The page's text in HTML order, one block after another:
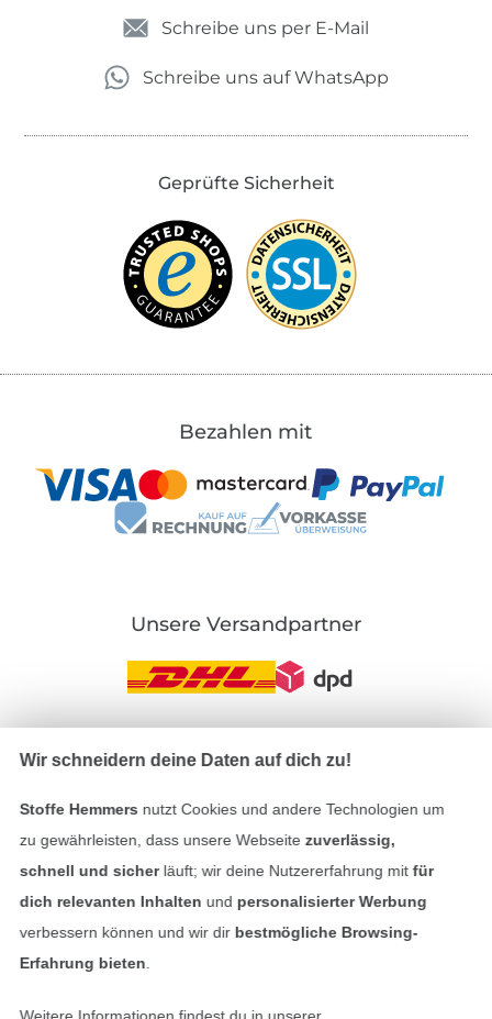
Schreibe uns per E-Mail
Schreibe uns auf WhatsApp
Geprüfte Sicherheit
Bezahlen mit
Unsere Versandpartner
Impressum
AGB
Datenschutz
In den deutschen Shop wechseln (aktuell
Wir schneidern deine Daten auf dich zu!
Stoffe Hemmers nutzt Cookies und andere Technologien um
zu gewährleisten, dass unsere Webseite zuverlässig,
schnell und sicherläuft; wir deine Nutzererfahrung mitfür
dich relevanten Inhalten und personalisierter Werbung
verbessern können und wir dir bestmögliche Browsing-
Erfahrung bieten